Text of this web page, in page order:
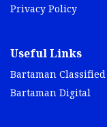
Privacy Policy
Useful Links
Bartaman Classified
Bartaman Digital